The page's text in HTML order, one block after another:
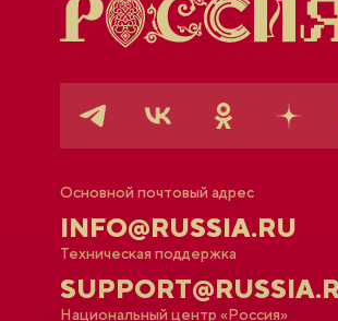
Основной почтовый адрес
INFO@RUSSIA.RU
Техническая поддержка
Национальный центр «Россия»